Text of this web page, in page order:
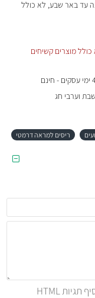
עד באר שבע, לא כולל
כולל מוצרים קשיחים
וערבי חג
ריסים למראה דרמטי
לא ניתן להוסיף תגיות HTML